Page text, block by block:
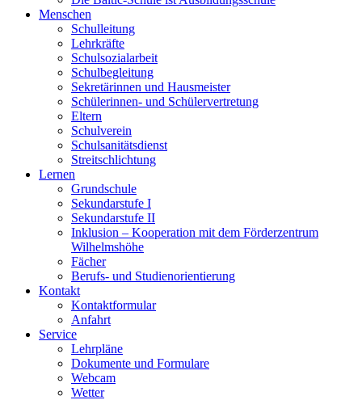
Menschen
Schulleitung
Lehrkräfte
Schulsozialarbeit
Schulbegleitung
Sekretärinnen und Hausmeister
Schülerinnen- und Schülervertretung
Eltern
Schulverein
Schulsanitätsdienst
Streitschlichtung
Lernen
Grundschule
Sekundarstufe I
Sekundarstufe II
Inklusion – Kooperation mit dem Förderzentrum
Wilhelmshöhe
Fächer
Berufs- und Studienorientierung
Kontakt
Kontaktformular
Anfahrt
Service
Lehrpläne
Dokumente und Formulare
Webcam
Wetter